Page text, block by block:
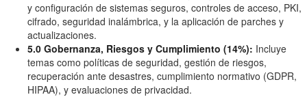
y configuración de sistemas seguros, controles de acceso, PKI,
cifrado, seguridad inalámbrica, y la aplicación de parches y
actualizaciones.
5.0 Gobernanza, Riesgos y Cumplimiento (14%): Incluye
temas como políticas de seguridad, gestión de riesgos,
recuperación ante desastres, cumplimiento normativo (GDPR,
HIPAA), y evaluaciones de privacidad.